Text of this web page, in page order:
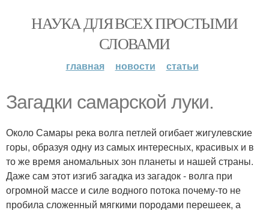
НАУКА ДЛЯ ВСЕХ ПРОСТЫМИ
СЛОВАМИ
главная новости статьи
Загадки самарской луки.
Около Самары река волга петлей огибает жигулевские
горы, образуя одну из самых интересных, красивых и в
то же время аномальных зон планеты и нашей страны.
Даже сам этот изгиб загадка из загадок - волга при
огромной массе и силе водного потока почему-то не
пробила сложенный мягкими породами перешеек, а